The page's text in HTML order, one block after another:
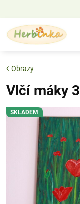
SKLADEM
Obrazy
Vlčí máky 3